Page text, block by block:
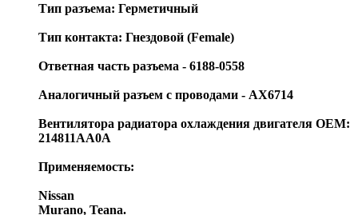
Тип разъема: Герметичный
Тип контакта: Гнездовой (Female)
Ответная часть разъема - 6188-0558
Аналогичный разъем с проводами - AX6714
Вентилятора радиатора охлаждения двигателя OEM:
214811AA0A
Применяемость:
Nissan
Murano, Teana.